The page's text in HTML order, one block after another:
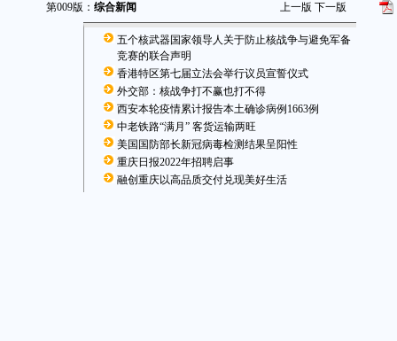
第009版： 综合新闻 上一版 下一版
五个核武器国家领导人关于防止核战争与避免军备
竞赛的联合声明
香港特区第七届立法会举行议员宣誓仪式
外交部：核战争打不赢也打不得
西安本轮疫情累计报告本土确诊病例1663例
中老铁路“满月” 客货运输两旺
美国国防部长新冠病毒检测结果呈阳性
重庆日报2022年招聘启事
融创重庆以高品质交付兑现美好生活